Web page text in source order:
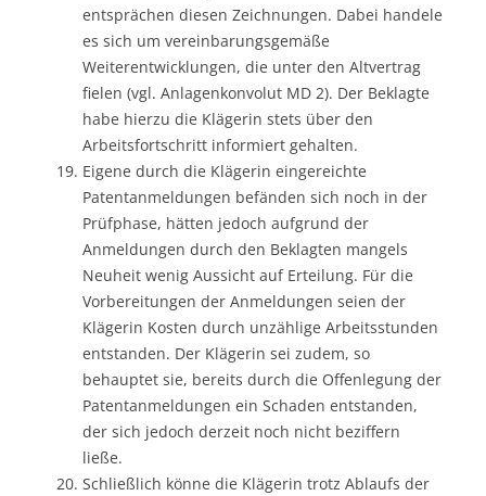
entsprächen diesen Zeichnungen. Dabei handele
es sich um vereinbarungsgemäße
Weiterentwicklungen, die unter den Altvertrag
fielen (vgl. Anlagenkonvolut MD 2). Der Beklagte
habe hierzu die Klägerin stets über den
Arbeitsfortschritt informiert gehalten.
Eigene durch die Klägerin eingereichte
Patentanmeldungen befänden sich noch in der
Prüfphase, hätten jedoch aufgrund der
Anmeldungen durch den Beklagten mangels
Neuheit wenig Aussicht auf Erteilung. Für die
Vorbereitungen der Anmeldungen seien der
Klägerin Kosten durch unzählige Arbeitsstunden
entstanden. Der Klägerin sei zudem, so
behauptet sie, bereits durch die Offenlegung der
Patentanmeldungen ein Schaden entstanden,
der sich jedoch derzeit noch nicht beziffern
ließe.
Schließlich könne die Klägerin trotz Ablaufs der